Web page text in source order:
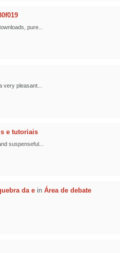
pure...
pleasant...
e tutoriais
suspenseful...
da e in Área de debate